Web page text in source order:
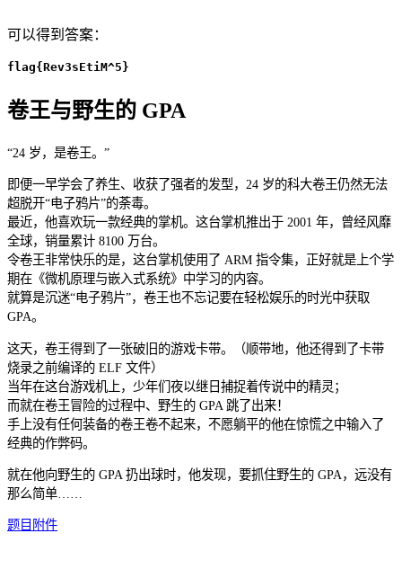
可以得到答案：
flag{Rev3sEtiM^5}
卷王与野生的 GPA
“24 岁，是卷王。”
即便一早学会了养生、收获了强者的发型，24 岁的科大卷王仍然无法
超脱开“电子鸦片”的荼毒。
最近，他喜欢玩一款经典的掌机。这台掌机推出于 2001 年，曾经风靡
全球，销量累计 8100 万台。
令卷王非常快乐的是，这台掌机使用了 ARM 指令集，正好就是上个学
期在《微机原理与嵌入式系统》中学习的内容。
就算是沉迷“电子鸦片”，卷王也不忘记要在轻松娱乐的时光中获取
GPA。
这天，卷王得到了一张破旧的游戏卡带。（顺带地，他还得到了卡带
烧录之前编译的 ELF 文件）
当年在这台游戏机上，少年们夜以继日捕捉着传说中的精灵；
而就在卷王冒险的过程中、野生的 GPA 跳了出来！
手上没有任何装备的卷王卷不起来，不愿躺平的他在惊慌之中输入了
经典的作弊码。
就在他向野生的 GPA 扔出球时，他发现，要抓住野生的 GPA，远没有
那么简单……
题目附件